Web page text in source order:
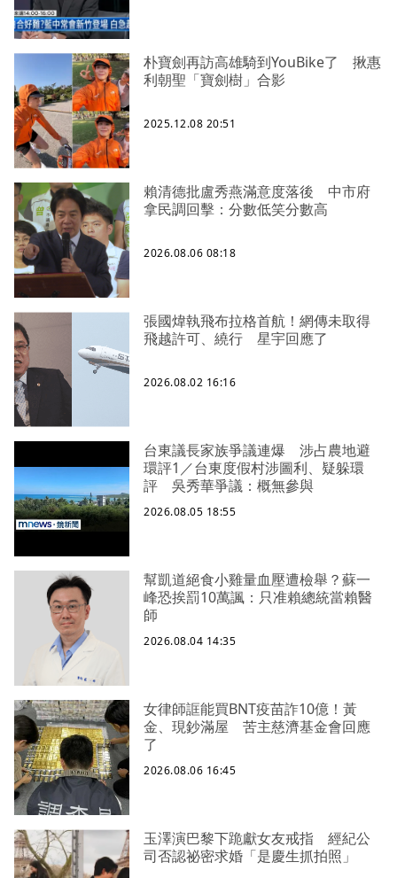
朴寶劍再訪高雄騎到YouBike了 揪惠
利朝聖「寶劍樹」合影
2025.12.08 20:51
賴清德批盧秀燕滿意度落後 中市府
拿民調回擊：分數低笑分數高
2026.08.06 08:18
張國煒執飛布拉格首航！網傳未取得
飛越許可、繞行 星宇回應了
2026.08.02 16:16
台東議長家族爭議連爆 涉占農地避
環評1／台東度假村涉圖利、疑躲環
評 吳秀華爭議：概無參與
2026.08.05 18:55
幫凱道絕食小雞量血壓遭檢舉？蘇一
峰恐挨罰10萬諷：只准賴總統當賴醫
師
2026.08.04 14:35
女律師誆能買BNT疫苗詐10億！黃
金、現鈔滿屋 苦主慈濟基金會回應
了
2026.08.06 16:45
玉澤演巴黎下跪獻女友戒指 經紀公
司否認祕密求婚「是慶生抓拍照」